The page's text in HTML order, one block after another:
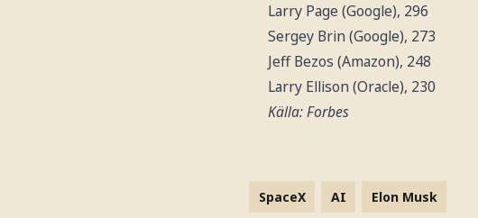
Larry Page (Google), 296
Sergey Brin (Google), 273
Jeff Bezos (Amazon), 248
Larry Ellison (Oracle), 230
Källa: Forbes
SpaceX AI Elon Musk